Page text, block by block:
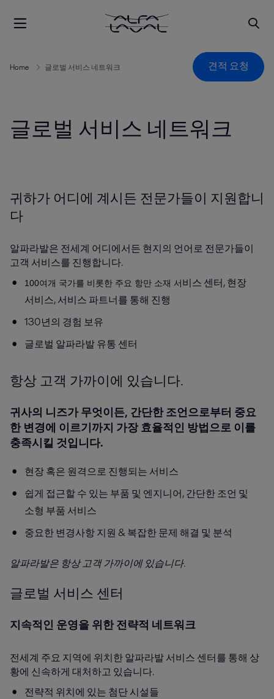
Home 글로벌 서비스 네트워크 견적 요청
글로벌 서비스 네트워크
귀하가 어디에 계시든 전문가들이 지원합니
다
알파라발은 전세계 어디에서든 현지의 언어로 전문가들이
고객 서비스를 진행합니다.
100여개 국가를 비롯한 주요 항만 소재 서비스 센터, 현장
서비스, 서비스 파트너를 통해 진행
130년의 경험 보유
글로벌 알파라발 유통 센터
항상 고객 가까이에 있습니다.
귀사의 니즈가 무엇이든, 간단한 조언으로부터 중요
한 변경에 이르기까지 가장 효율적인 방법으로 이를
충족시킬 것입니다.
현장 혹은 원격으로 진행되는 서비스
쉽게 접근할 수 있는 부품 및 엔지니어, 간단한 조언 및
소형 부품 서비스
중요한 변경사항 지원 & 복잡한 문제 해결 및 분석
알파라발은 항상 고객 가까이에 있습니다.
글로벌 서비스 센터
지속적인 운영을 위한 전략적 네트워크
전세계 주요 지역에 위치한 알파라발 서비스 센터를 통해 상
황에 신속하게 대처하고 있습니다.
전략적 위치에 있는 첨단 시설들